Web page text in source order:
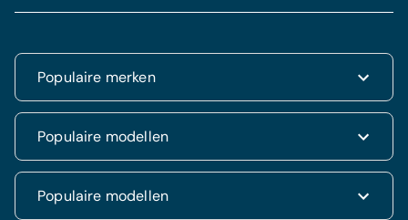
Populaire merken
Renault
Dacia
Volkswagen
Populaire modellen
Renault Clio
Populaire modellen